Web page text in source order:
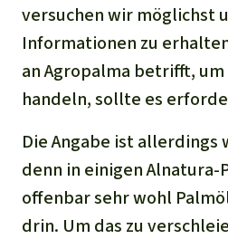
versuchen wir möglichst
Informationen zu
an Agropalma betrifft,
handeln, sollte es
Die Angabe ist
denn in einigen
offenbar sehr wohl
drin. Um das zu